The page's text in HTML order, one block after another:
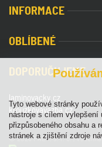
INFORMACE
OBLÍBENÉ
DOPORUČUJEME
laminovacky.cz
krouzkovavazba.cz
© 2026 PALA, s. r. o. | Všechna
Tyto webové stránky
nástroje s cílem vylepšení
přizpůsobeného obsahu a
stránek a zjištění zdroje